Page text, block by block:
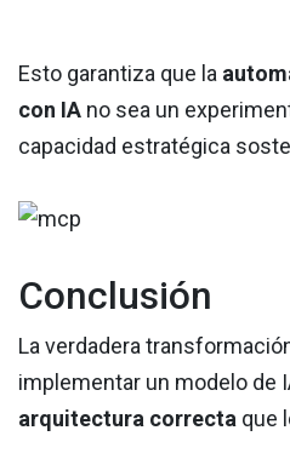
Esto garantiza que la
con IA no sea un
capacidad estratégica
Conclusión
La verdadera
implementar un modelo de
arquitectura correcta que